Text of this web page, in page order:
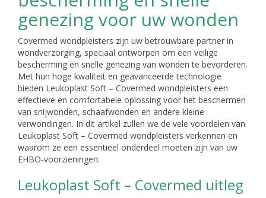
genezing voor uw wonden
Covermed wondpleisters zijn uw betrouwbare partner in
wondverzorging, speciaal ontworpen om een veilige
bescherming en snelle genezing van wonden te bevorderen.
Met hun hoge kwaliteit en geavanceerde technologie
bieden Leukoplast Soft – Covermed wondpleisters een
effectieve en comfortabele oplossing voor het beschermen
van snijwonden, schaafwonden en andere kleine
verwondingen. In dit artikel zullen we de vele voordelen van
Leukoplast Soft – Covermed wondpleisters verkennen en
waarom ze een essentieel onderdeel moeten zijn van uw
EHBO-voorzieningen.
Leukoplast Soft – Covermed uitleg